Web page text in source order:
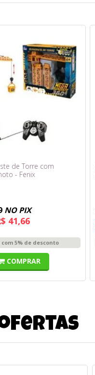
de Torre com
- Fenix
NO PIX
41,66
5% de desconto
COMPRAR
ofertas